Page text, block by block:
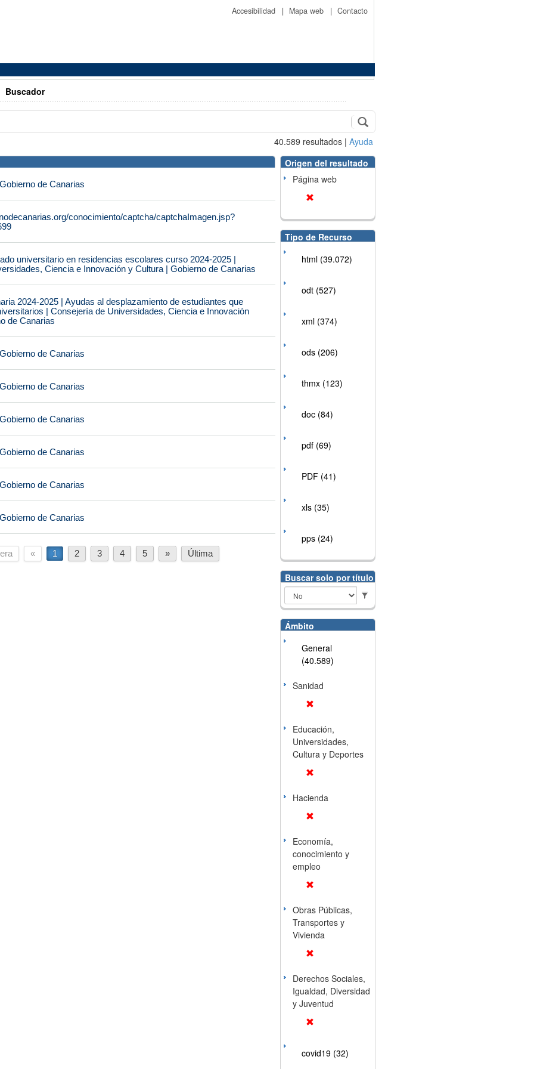
Accesibilidad | Mapa web | Contacto
Buscador
40.589 resultados | Ayuda
de Canarias
conocimiento/captcha/captchaImagen.jsp?
universitario en residencias escolares curso 2024-2025 |
Ciencia e Innovación y Cultura | Gobierno de Canarias
2024-2025 | Ayudas al desplazamiento de estudiantes que
| Consejería de Universidades, Ciencia e Innovación
de Canarias
de Canarias
de Canarias
de Canarias
de Canarias
de Canarias
de Canarias
« 1 2 3 4 5 » Última
Origen del resultado
Página web
Tipo de Recurso
html (39.072)
odt (527)
xml (374)
ods (206)
thmx (123)
doc (84)
pdf (69)
PDF (41)
xls (35)
pps (24)
Buscar solo por título
Ámbito
General
(40.589)
Sanidad
Educación,
Universidades,
Cultura y Deportes
Hacienda
Economía,
conocimiento y
empleo
Obras Públicas,
Transportes y
Vivienda
Derechos Sociales,
Igualdad, Diversidad
y Juventud
covid19 (32)